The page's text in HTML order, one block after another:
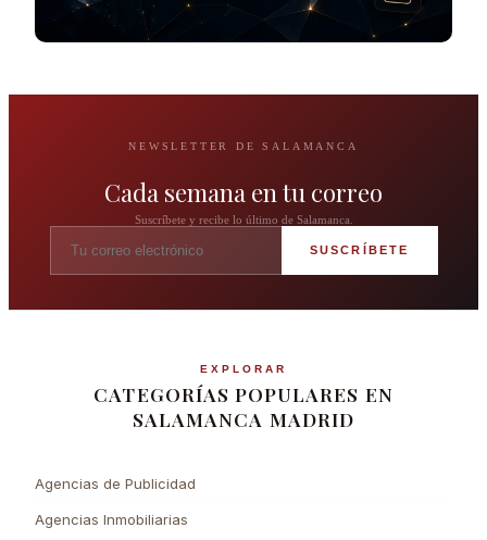
NEWSLETTER DE SALAMANCA
Cada semana en tu correo
Suscríbete y recibe lo último de Salamanca.
SUSCRÍBETE
EXPLORAR
CATEGORÍAS POPULARES EN
SALAMANCA MADRID
Agencias de Publicidad
Agencias Inmobiliarias